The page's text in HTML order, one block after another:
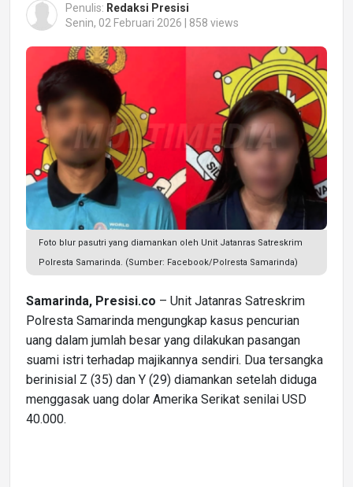
Penulis: Redaksi Presisi
Senin, 02 Februari 2026 | 858 views
Foto blur pasutri yang diamankan oleh Unit Jatanras Satreskrim
Polresta Samarinda. (Sumber: Facebook/Polresta Samarinda)
Samarinda, Presisi.co – Unit Jatanras Satreskrim
Polresta Samarinda mengungkap kasus pencurian
uang dalam jumlah besar yang dilakukan pasangan
suami istri terhadap majikannya sendiri. Dua tersangka
berinisial Z (35) dan Y (29) diamankan setelah diduga
menggasak uang dolar Amerika Serikat senilai USD
40.000.